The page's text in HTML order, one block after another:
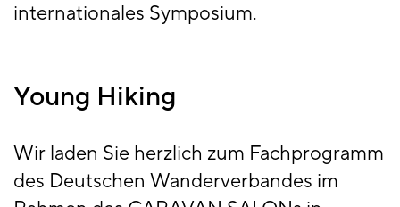
internationales Symposium.
Young Hiking
Wir laden Sie herzlich zum Fachprogramm
des Deutschen Wanderverbandes im